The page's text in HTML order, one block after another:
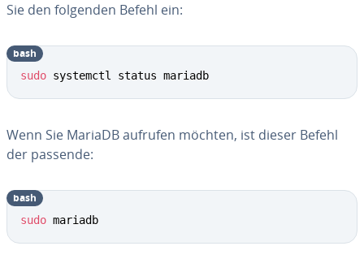
Sie den folgenden Befehl ein:
sudo systemctl status mariadb
bash
Wenn Sie MariaDB aufrufen möchten, ist dieser Befehl
der passende:
sudo mariadb
bash